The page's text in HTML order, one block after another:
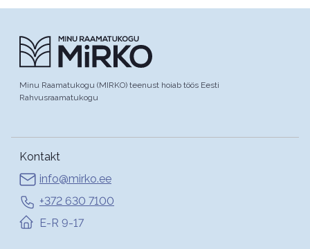
Minu Raamatukogu (MIRKO) teenust hoiab töös Eesti
Rahvusraamatukogu
Kontakt
info@mirko.ee
+372 630 7100
E-R 9-17